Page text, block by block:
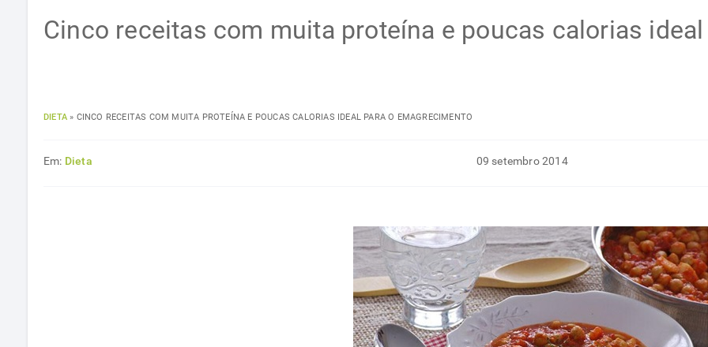
Cinco receitas com muita proteína e poucas calorias
DIETA » CINCO RECEITAS COM MUITA PROTEÍNA E POUCAS CALORIAS IDEAL PARA O EMAGRECIMENTO
Em: Dieta 09 setembro 2014